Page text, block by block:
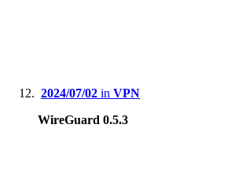
2024/07/02 in VPN
WireGuard 0.5.3